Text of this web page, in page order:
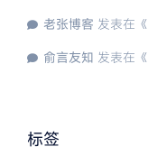
老张博客 发表在《
俞言友知 发表在《
标签